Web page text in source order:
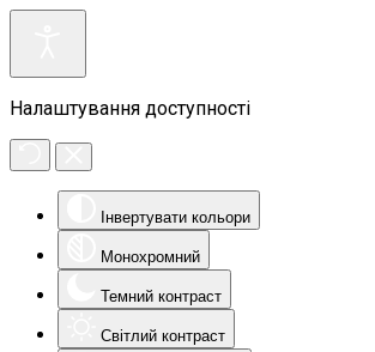
Налаштування доступності
Інвертувати кольори
Монохромний
Темний контраст
Світлий контраст